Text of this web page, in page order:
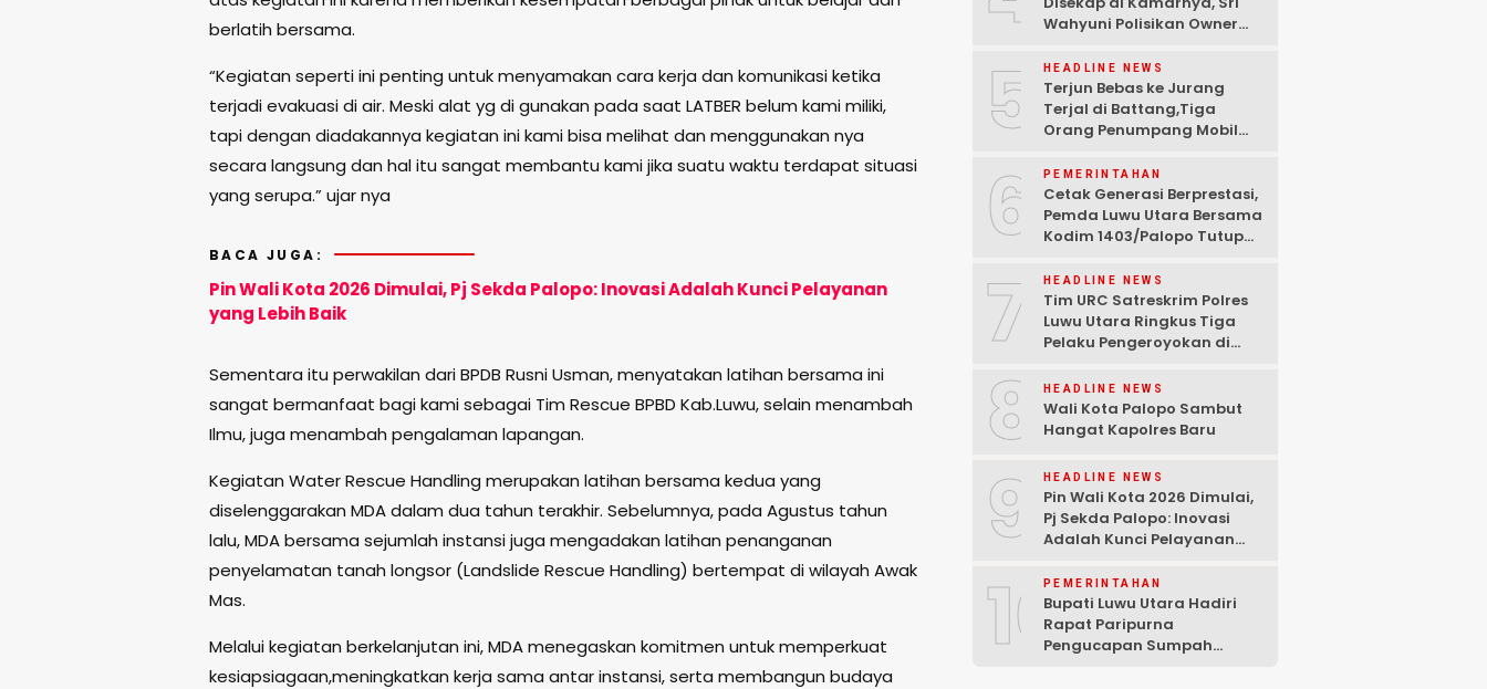
berlatih bersama.
“Kegiatan seperti ini penting untuk menyamakan cara kerja dan komunikasi ketika
terjadi evakuasi di air. Meski alat yg di gunakan pada saat LATBER belum kami miliki,
tapi dengan diadakannya kegiatan ini kami bisa melihat dan menggunakan nya
secara langsung dan hal itu sangat membantu kami jika suatu waktu terdapat situasi
yang serupa.” ujar nya
BACA JUGA:
Pin Wali Kota 2026 Dimulai, Pj Sekda Palopo: Inovasi Adalah Kunci Pelayanan
yang Lebih Baik
Sementara itu perwakilan dari BPDB Rusni Usman, menyatakan latihan bersama ini
sangat bermanfaat bagi kami sebagai Tim Rescue BPBD Kab.Luwu, selain menambah
Ilmu, juga menambah pengalaman lapangan.
Kegiatan Water Rescue Handling merupakan latihan bersama kedua yang
diselenggarakan MDA dalam dua tahun terakhir. Sebelumnya, pada Agustus tahun
lalu, MDA bersama sejumlah instansi juga mengadakan latihan penanganan
penyelamatan tanah longsor (Landslide Rescue Handling) bertempat di wilayah Awak
Mas.
Melalui kegiatan berkelanjutan ini, MDA menegaskan komitmen untuk memperkuat
kesiapsiagaan,meningkatkan kerja sama antar instansi, serta membangun budaya
Wahyuni Polisikan Owner
5 HEADLINE NEWS
Terjun Bebas ke Jurang
Terjal di Battang,Tiga
Orang Penumpang Mobil
Sakit
6 PEMERINTAHAN
Cetak Generasi Berprestasi,
Pemda Luwu Utara Bersama
Kodim 1403/Palopo Tutup
Capaskib 2026
7 HEADLINE NEWS
Tim URC Satreskrim Polres
Luwu Utara Ringkus Tiga
Pelaku Pengeroyokan di
8 HEADLINE NEWS
Wali Kota Palopo Sambut
Hangat Kapolres Baru
9 HEADLINE NEWS
Pin Wali Kota 2026 Dimulai,
Pj Sekda Palopo: Inovasi
Adalah Kunci Pelayanan
10PEMERINTAHAN
Bupati Luwu Utara Hadiri
Rapat Paripurna
Pengucapan Sumpah